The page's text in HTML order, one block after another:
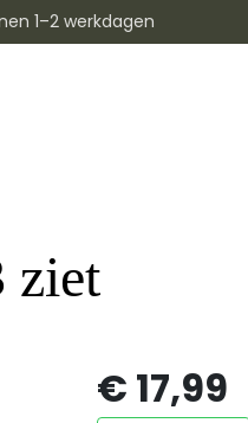
1–2 werkdagen
ziet
€ 17,99